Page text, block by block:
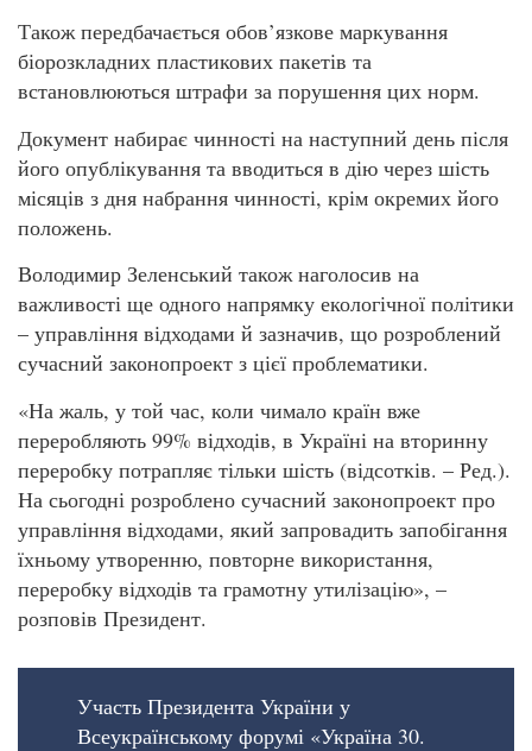
Також передбачається обов’язкове маркування
біорозкладних пластикових пакетів та
встановлюються штрафи за порушення цих норм.
Документ набирає чинності на наступний день після
його опублікування та вводиться в дію через шість
місяців з дня набрання чинності, крім окремих його
положень.
Володимир Зеленський також наголосив на
важливості ще одного напрямку екологічної політики
– управління відходами й зазначив, що розроблений
сучасний законопроект з цієї проблематики.
«На жаль, у той час, коли чимало країн вже
переробляють 99% відходів, в Україні на вторинну
переробку потрапляє тільки шість (відсотків. – Ред.).
На сьогодні розроблено сучасний законопроект про
управління відходами, який запровадить запобігання
їхньому утворенню, повторне використання,
переробку відходів та грамотну утилізацію», –
розповів Президент.
Участь Президента України у
Всеукраїнському форумі «Україна 30.